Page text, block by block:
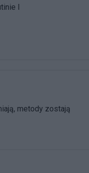
I
metody zostają